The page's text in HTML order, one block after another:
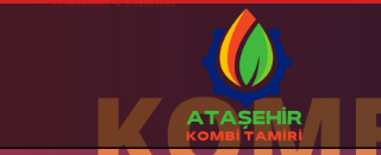
DESTEK
Ataşehir Kombi Tamiri